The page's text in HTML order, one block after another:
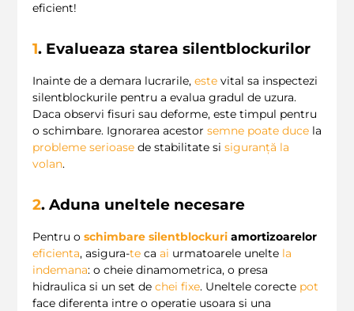
eficient!
1. Evalueaza starea silentblockurilor
Inainte de a demara lucrarile, este vital sa inspectezi
silentblockurile pentru a evalua gradul de uzura.
Daca observi fisuri sau deforme, este timpul pentru
o schimbare. Ignorarea acestor semne poate duce la
probleme serioase de stabilitate si siguranță la
volan.
2. Aduna uneltele necesare
Pentru o schimbare silentblockuri amortizoarelor
eficienta, asigura-te ca ai urmatoarele unelte la
indemana: o cheie dinamometrica, o presa
hidraulica si un set de chei fixe. Uneltele corecte pot
face diferenta intre o operatie usoara si una